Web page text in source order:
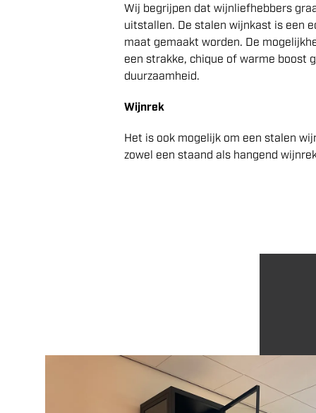
Wij begrijpen dat wijnliefhebbers
uitstallen. De stalen wijnkast is een
maat gemaakt worden. De
een strakke, chique of warme boost
duurzaamheid.
Wijnrek
Het is ook mogelijk om een stalen
zowel een staand als hangend